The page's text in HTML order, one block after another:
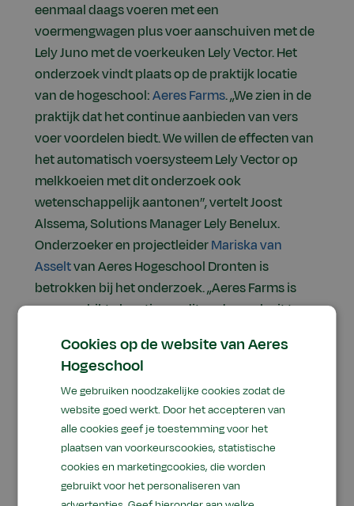
eenmaal daags voeren met een
voermengwagen plus voer aanschuiven met de
Lely Juno met de voerkeuken Lely Vector. Het
onderzoek vindt plaats op de praktijk locatie
van de hogeschool:Aeres Farms. ,,We zien in de
praktijk dat het continue aanbieden van vers
voer voordelen biedt. We willen de effecten van
het automatisch voersysteem Lely Vector op
melkkoeien met dit onderzoek ook
wetenschappelijk aantonen’’, vertelt Joost
Alssema, Solutions Manager Lely Benelux.
Onderzoeker en projectleiderMariska van
Asseltvan Aeres Hogeschool Dronten is
betrokken bij het onderzoek. ,,Aeres Farms is
een geschikte locatie om dit onderzoek uit te
sensoren, zoals de SmaxTec en SenSoor, die
veel informatie over de koeien vastleggen.”
Cookies op de website van Aeres
Hogeschool
We gebruiken noodzakelijke cookies zodat de
website goed werkt. Door het accepteren van
alle cookies geef je toestemming voor het
plaatsen van voorkeurscookies, statistische
cookies en marketingcookies, die worden
gebruikt voor het personaliseren van